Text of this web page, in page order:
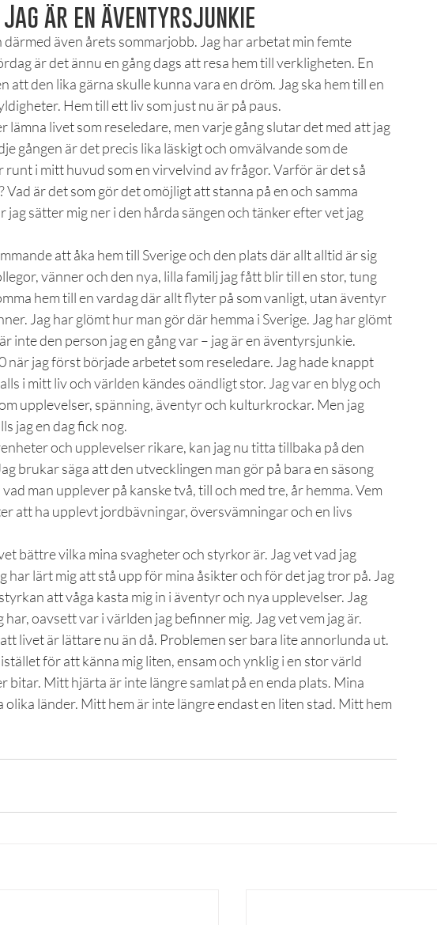
Maxa studierna Mat & hälsa Örebro studentkår Personporträtt
Recension Styrelseval Studentekonomi Resa
Jag är en äventyrsjunkie
även årets sommarjobb. Jag har arbetat min femte
är det ännu en gång dags att resa hem till verkligheten. En
att den lika gärna skulle kunna vara en dröm. Jag ska hem till en
Hem till ett liv som just nu är på paus.
lämna livet som reseledare, men varje gång slutar det med att jag
gången är det precis lika läskigt och omvälvande som de
i mitt huvud som en virvelvind av frågor. Varför är det så
är det som gör det omöjligt att stanna på en och samma
jag sätter mig ner i den hårda sängen och tänker efter vet jag
att åka hem till Sverige och den plats där allt alltid är sig
vänner och den nya, lilla familj jag fått blir till en stor, tung
hem till en vardag där allt flyter på som vanligt, utan äventyr
Jag har glömt hur man gör där hemma i Sverige. Jag har glömt
inte den person jag en gång var – jag är en äventyrsjunkie.
jag först började arbetet som reseledare. Jag hade knappt
i mitt liv och världen kändes oändligt stor. Jag var en blyg och
upplevelser, spänning, äventyr och kulturkrockar. Men jag
jag en dag fick nog.
och upplevelser rikare, kan jag nu titta tillbaka på den
brukar säga att den utvecklingen man gör på bara en säsong
man upplever på kanske två, till och med tre, år hemma. Vem
att ha upplevt jordbävningar, översvämningar och en livs
bättre vilka mina svagheter och styrkor är. Jag vet vad jag
har lärt mig att stå upp för mina åsikter och för det jag tror på. Jag
att våga kasta mig in i äventyr och nya upplevelser. Jag
oavsett var i världen jag befinner mig. Jag vet vem jag är.
livet är lättare nu än då. Problemen ser bara lite annorlunda ut.
för att känna mig liten, ensam och ynklig i en stor värld
bitar. Mitt hjärta är inte längre samlat på en enda plats. Mina
länder. Mitt hem är inte längre endast en liten stad. Mitt hem